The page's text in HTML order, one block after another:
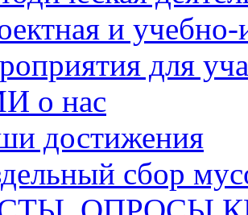
и учебно-
для
о нас
достижения
сбор